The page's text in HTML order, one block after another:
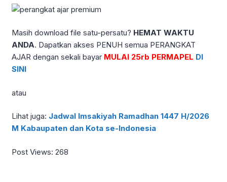
Masih download file satu-persatu? HEMAT WAKTU
ANDA. Dapatkan akses PENUH semua PERANGKAT
AJAR dengan sekali bayar MULAI 25rb PERMAPEL DI
SINI
atau
Lihat juga: Jadwal Imsakiyah Ramadhan 1447 H/2026
M Kabaupaten dan Kota se-Indonesia
Post Views: 268